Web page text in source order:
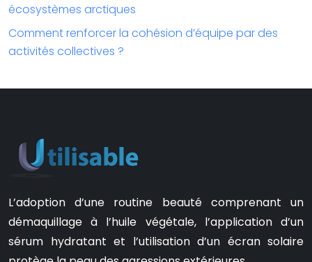
écosystèmes arctiques
Comment renforcer la cohésion d’équipe par des
activités collectives ?
L’adoption d’une routine beauté comprenant un
démaquillage à l’huile végétale, l’application d’un
sérum hydratant et l’utilisation d’un écran solaire